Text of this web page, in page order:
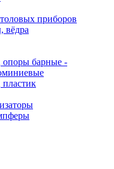
приборов
вёдра
барные -